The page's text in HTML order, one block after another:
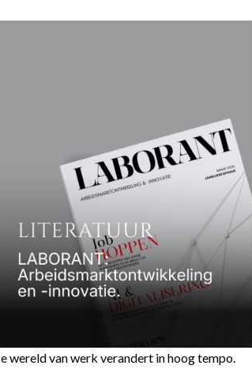
wereld van werk verandert in hoog tempo.